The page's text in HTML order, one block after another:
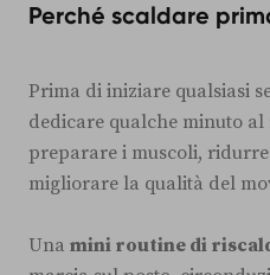
Perché scaldare
Prima di iniziare qualsiasi
dedicare qualche minuto
preparare i muscoli,
migliorare la qualità del
Una mini routine di